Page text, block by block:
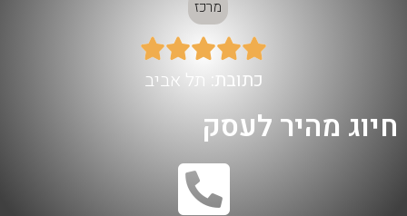
מרכז





כתובת: תל אביב
חיוג מהיר לעסק